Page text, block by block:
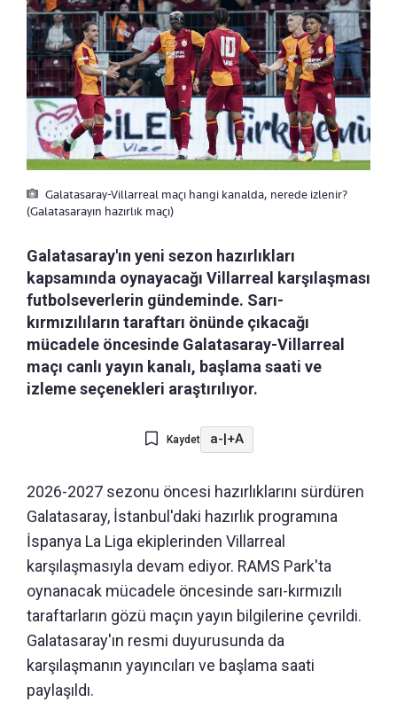
Galatasaray-Villarreal maçı hangi kanalda, nerede izlenir?
(Galatasarayın hazırlık maçı)
Galatasaray'ın yeni sezon hazırlıkları
kapsamında oynayacağı Villarreal karşılaşması
futbolseverlerin gündeminde. Sarı-
kırmızılıların taraftarı önünde çıkacağı
mücadele öncesinde Galatasaray-Villarreal
maçı canlı yayın kanalı, başlama saati ve
izleme seçenekleri araştırılıyor.
Kaydet a-|+A
2026-2027 sezonu öncesi hazırlıklarını sürdüren
Galatasaray, İstanbul'daki hazırlık programına
İspanya La Liga ekiplerinden Villarreal
karşılaşmasıyla devam ediyor. RAMS Park'ta
oynanacak mücadele öncesinde sarı-kırmızılı
taraftarların gözü maçın yayın bilgilerine çevrildi.
Galatasaray'ın resmi duyurusunda da
karşılaşmanın yayıncıları ve başlama saati
paylaşıldı.